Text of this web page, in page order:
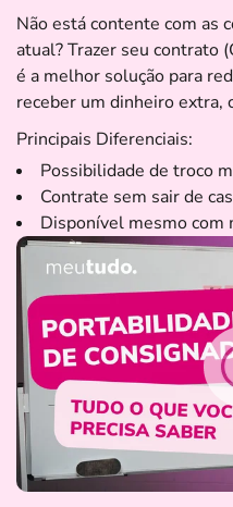
Não está contente com as
atual? Trazer seu contrato
é a melhor solução para
receber um dinheiro extra,
Principais Diferenciais:
Possibilidade de troco
Contrate sem sair de
Disponível mesmo com